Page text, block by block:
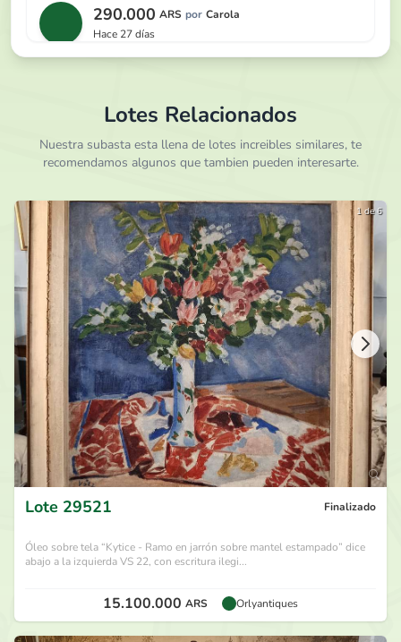
290.000 ARS por Carola
hace 27 días
270.000 ARS por Oferta Bajo Sobre ...
hace 27 días
260.000 ARS por Mercedes S
hace 27 días
250.000 ARS por Oferta Bajo Sobre ...
hace 27 días
240.000 ARS por Mercedes S
hace 27 días
230.000 ARS por Oferta Bajo Sobre ...
hace 27 días
220.000 ARS por Mercedes S
hace 27 días
Lotes Relacionados
Nuestra subasta esta llena de lotes increibles similares, te
recomendamos algunos que tambien pueden interesarte.
1 de 6
Lote 29521 Finalizado
Óleo sobre tela “Kytice - Ramo en jarrón sobre mantel estampado” dice
abajo a la izquierda VS 22, con escritura ilegi...
15.100.000 ARS Orlyantiques